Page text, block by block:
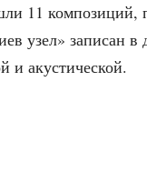
11 ком­по­зи­ций,
узел» запи­сан в
и акустической.